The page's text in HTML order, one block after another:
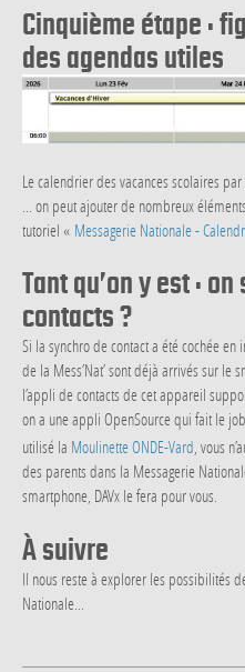
Cinquième étape :
des agendas utiles
Le calendrier des vacances scolaires
... on peut ajouter de nombreux
tutoriel « Messagerie Nationale -
Tant qu’on y est :
contacts ?
Si la synchro de contact a été cochée en
de la Mess’Nat’ sont déjà arrivés sur
l’appli de contacts de cet appareil
on a une appli OpenSource qui fait le
utilisé la Moulinette ONDE-Vard, vous
des parents dans la Messagerie
smartphone, DAVx le fera pour vous.
À suivre
Il nous reste à explorer les possibilités
Nationale...